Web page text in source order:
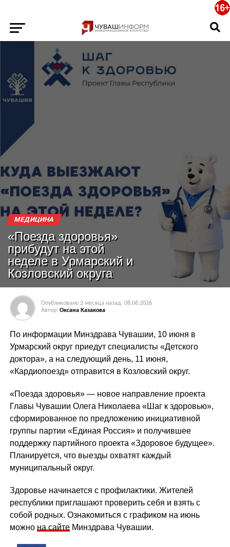
МЕДИЦИНА
«Поезда здоровья»
прибудут на этой
неделе в Урмарский и
Козловский округа
Опубликовано 2 месяца назад 08.06.2026
Автор: Оксана Казакова
По информации Минздрава Чувашии, 10 июня в
Урмарский округ приедут специалисты «Детского
доктора», а на следующий день, 11 июня,
«Кардиопоезд» отправится в Козловский округ.
«Поезда здоровья» — новое направление проекта
Главы Чувашии Олега Николаева «Шаг к здоровью»,
сформированное по предложению инициативной
группы партии «Единая Россия» и получившее
поддержку партийного проекта «Здоровое будущее».
Планируется, что выезды охватят каждый
муниципальный округ.
Здоровье начинается с профилактики. Жителей
республики приглашают проверить себя и взять с
собой родных. Ознакомиться с графиком на июнь
можно на сайтеМинздрава Чувашии.